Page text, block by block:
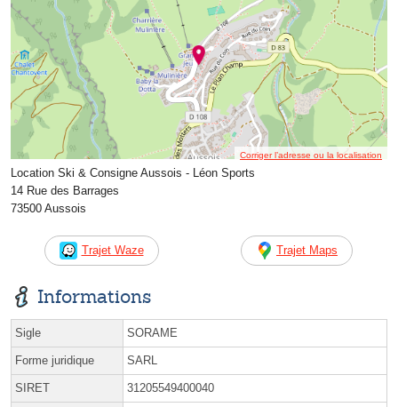
Corriger l’adresse ou la localisation
Location Ski & Consigne Aussois - Léon Sports
14 Rue des Barrages
73500 Aussois
Trajet Waze Trajet Maps
Informations
Sigle SORAME
Forme juridique SARL
SIRET 31205549400040